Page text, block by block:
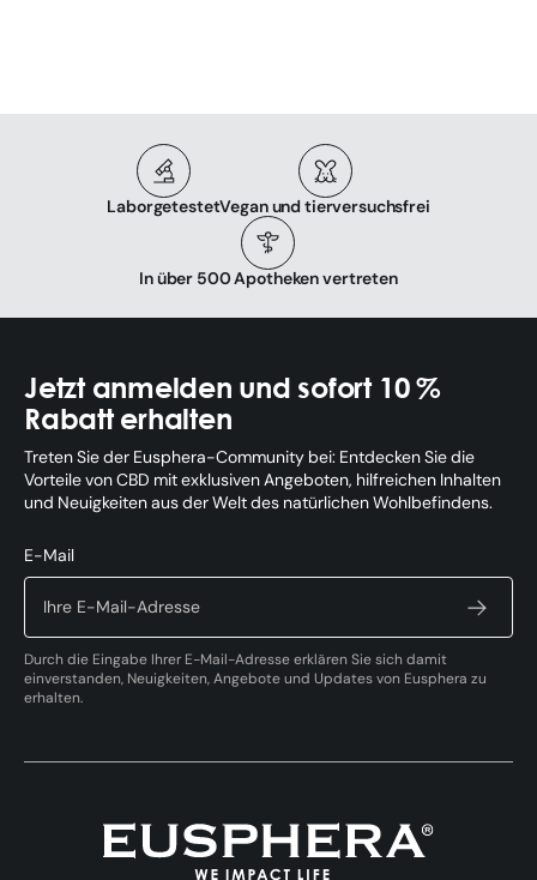
LaborgetestetVegan und tierversuchsfrei
In über 500 Apotheken vertreten
Jetzt anmelden und sofort 10 %
Rabatt erhalten
Treten Sie der Eusphera-Community bei: Entdecken Sie die
Vorteile von CBD mit exklusiven Angeboten, hilfreichen Inhalten
und Neuigkeiten aus der Welt des natürlichen Wohlbefindens.
E-Mail
Durch die Eingabe Ihrer E-Mail-Adresse erklären Sie sich damit
einverstanden, Neuigkeiten, Angebote und Updates von Eusphera zu
erhalten.